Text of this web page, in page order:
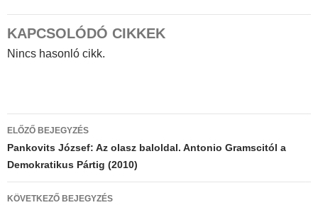
KAPCSOLÓDÓ CIKKEK
Nincs hasonló cikk.
Bejegyzés
navigáció
ELŐZŐ BEJEGYZÉS
Pankovits József: Az olasz baloldal. Antonio Gramscitól a
Demokratikus Pártig (2010)
KÖVETKEZŐ BEJEGYZÉS